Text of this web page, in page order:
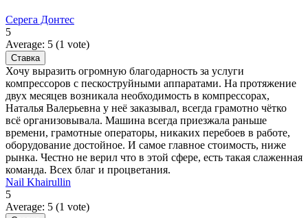
Серега Донтес
5
Average: 5 (1 vote)
Хочу выразить огромную благодарность за услуги
компрессоров с пескоструйными аппаратами. На протяжение
двух месяцев возникала необходимость в компрессорах,
Наталья Валерьевна у неё заказывал, всегда грамотно чётко
всё организовывала. Машина всегда приезжала раньше
времени, грамотные операторы, никаких перебоев в работе,
оборудование достойное. И самое главное стоимость, ниже
рынка. Честно не верил что в этой сфере, есть такая слаженная
команда. Всех благ и процветания.
Nail Khairullin
5
Average: 5 (1 vote)